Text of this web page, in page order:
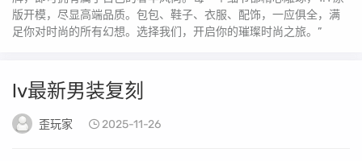
版开模，尽显高端品质。包包、鞋子、衣服、配饰，一应俱全，满
足你对时尚的所有幻想。选择我们，开启你的璀璨时尚之旅。”
lv最新男装复刻
歪玩家 2025-11-26